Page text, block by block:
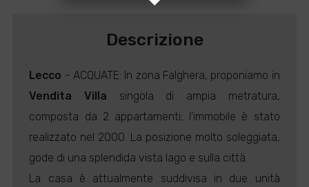
Descrizione
Lecco - ACQUATE: In zona Falghera, proponiamo in
Vendita
Villa singola di ampia metratura,
composta da 2 appartamenti; l'immobile è stato
realizzato nel 2000. La posizione molto soleggiata,
gode di una splendida vista lago e sulla città.
La casa è attualmente suddivisa in due unità